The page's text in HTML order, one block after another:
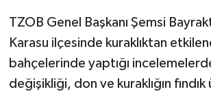
TZOB Genel Başkanı Şemsi
Karasu ilçesinde kuraklıktan
bahçelerinde yaptığı
değişikliği, don ve kuraklığın